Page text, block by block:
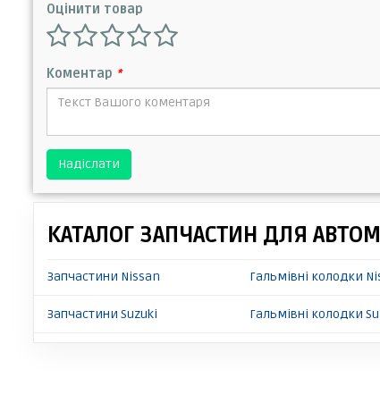
Оцінити товар
Коментар *
Надіслати
КАТАЛОГ ЗАПЧАСТИН ДЛЯ
Запчастини Nissan Гальмівні колодки
Запчастини Suzuki Гальмівні колодки